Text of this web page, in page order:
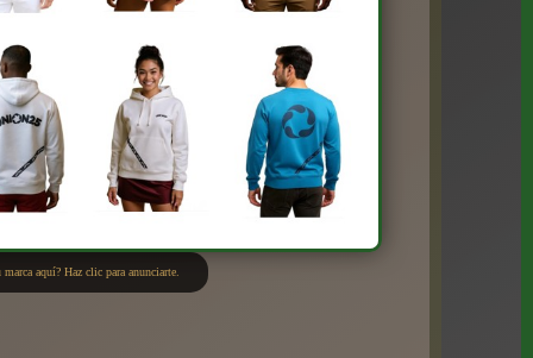
marca aquí? Haz clic para anunciarte.